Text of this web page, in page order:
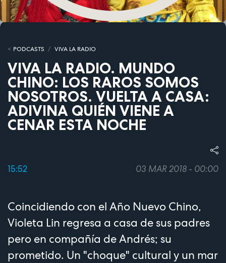
PODCASTS VIVA LA RADIO
VIVA LA RADIO. MUNDO
CHINO: LOS RAROS SOMOS
NOSOTROS. VUELTA A CASA:
ADIVINA QUIÉN VIENE A
CENAR ESTA NOCHE
15:52 03 MAR 2018 - 00:00
Coincidiendo con el Año Nuevo Chino,
Violeta Lin regresa a casa de sus padres
pero en compañía de Andrés; su
prometido. Un "choque" cultural y un mar